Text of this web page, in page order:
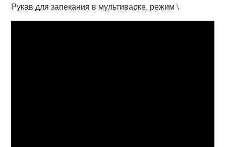
Рукав для запекания в мультиварке, режим \